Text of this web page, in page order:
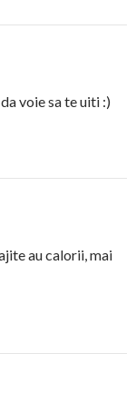
voie sa te uiti :)
au calorii, mai